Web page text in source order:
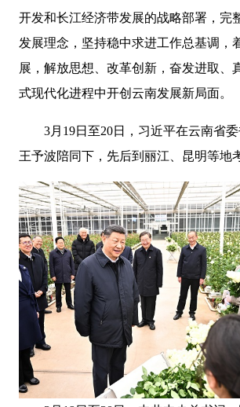
开发和长江经济带发展的战略部署，完
发展理念，坚持稳中求进工作总基调，
展，解放思想、改革创新，奋发进取、
式现代化进程中开创云南发展新局面。
3月19日至20日，习近平在云南省委
王予波陪同下，先后到丽江、昆明等地